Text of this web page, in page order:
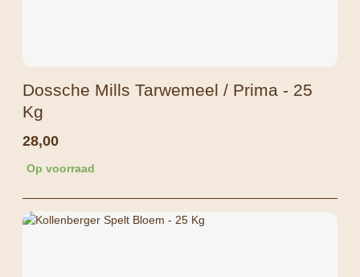
Dossche Mills Tarwemeel / Prima - 25
Kg
28,00
Op voorraad